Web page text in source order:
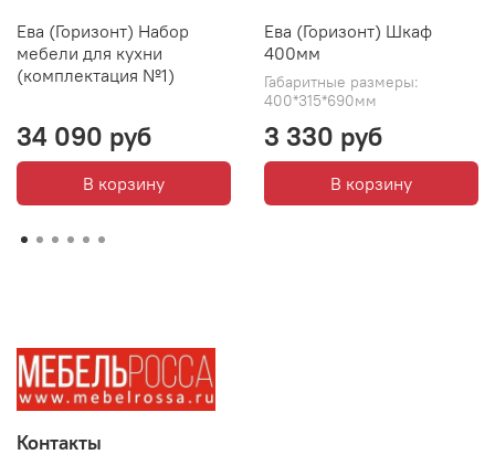
Ева (Горизонт) Набор
мебели для кухни
(комплектация №1)
34 090 руб
В корзину
Ева (Горизонт) Шкаф
400мм
Габаритные размеры:
400*315*690мм
3 330 руб
В корзину
Контакты